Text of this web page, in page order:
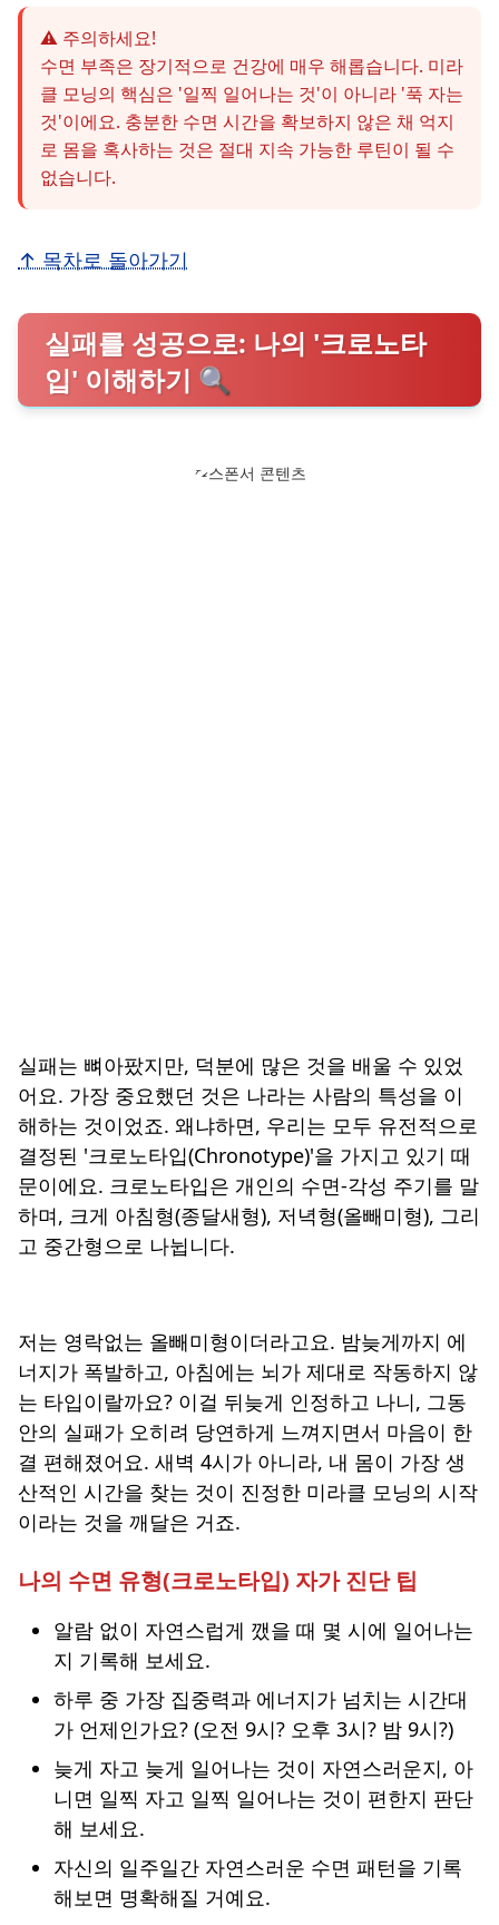
⚠️ 주의하세요!
수면 부족은 장기적으로 건강에 매우 해롭습니다. 미라
클 모닝의 핵심은 '일찍 일어나는 것'이 아니라 '푹 자는
것'이에요. 충분한 수면 시간을 확보하지 않은 채 억지
로 몸을 혹사하는 것은 절대 지속 가능한 루틴이 될 수
없습니다.
↑ 목차로 돌아가기
실패를 성공으로: 나의 '크로노타
입' 이해하기 🔍
스폰서 콘텐츠
실패는 뼈아팠지만, 덕분에 많은 것을 배울 수 있었
어요. 가장 중요했던 것은 나라는 사람의 특성을 이
해하는 것이었죠. 왜냐하면, 우리는 모두 유전적으로
결정된 '크로노타입(Chronotype)'을 가지고 있기 때
문이에요. 크로노타입은 개인의 수면-각성 주기를 말
하며, 크게 아침형(종달새형), 저녁형(올빼미형), 그리
고 중간형으로 나뉩니다.
저는 영락없는 올빼미형이더라고요. 밤늦게까지 에
너지가 폭발하고, 아침에는 뇌가 제대로 작동하지 않
는 타입이랄까요? 이걸 뒤늦게 인정하고 나니, 그동
안의 실패가 오히려 당연하게 느껴지면서 마음이 한
결 편해졌어요. 새벽 4시가 아니라, 내 몸이 가장 생
산적인 시간을 찾는 것이 진정한 미라클 모닝의 시작
이라는 것을 깨달은 거죠.
나의 수면 유형(크로노타입) 자가 진단 팁
알람 없이 자연스럽게 깼을 때 몇 시에 일어나는
지 기록해 보세요.
하루 중 가장 집중력과 에너지가 넘치는 시간대
가 언제인가요? (오전 9시? 오후 3시? 밤 9시?)
늦게 자고 늦게 일어나는 것이 자연스러운지, 아
니면 일찍 자고 일찍 일어나는 것이 편한지 판단
해 보세요.
자신의 일주일간 자연스러운 수면 패턴을 기록
해보면 명확해질 거예요.